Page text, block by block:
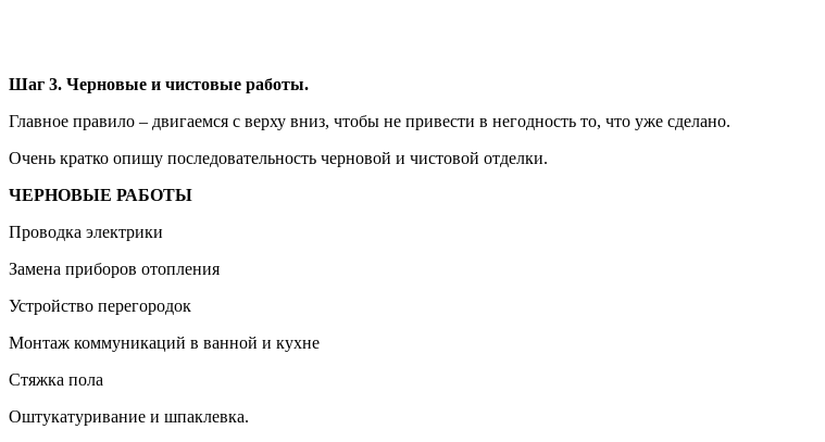
Шаг 3. Черновые и чистовые работы.
Главное правило – двигаемся с верху вниз, чтобы не привести в негодность то, что уже сделано.
Очень кратко опишу последовательность черновой и чистовой отделки.
ЧЕРНОВЫЕ РАБОТЫ
Проводка электрики
Замена приборов отопления
Устройство перегородок
Монтаж коммуникаций в ванной и кухне
Стяжка пола
Оштукатуривание и шпаклевка.